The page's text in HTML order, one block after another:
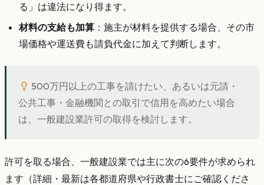
る」は違法になり得ます。
材料の支給も加算 ：施主が材料を提供する場合、その市
場価格や運送費も請負代金に加えて判断します。
500万円以上の工事を請けたい、あるいは元請・
公共工事・金融機関との取引で信用を高めたい場合
は、一般建設業許可の取得を検討します。
許可を取る場合、一般建設業では主に次の6要件が求められ
ます（詳細・最新は各都道府県や行政書士にご確認くださ